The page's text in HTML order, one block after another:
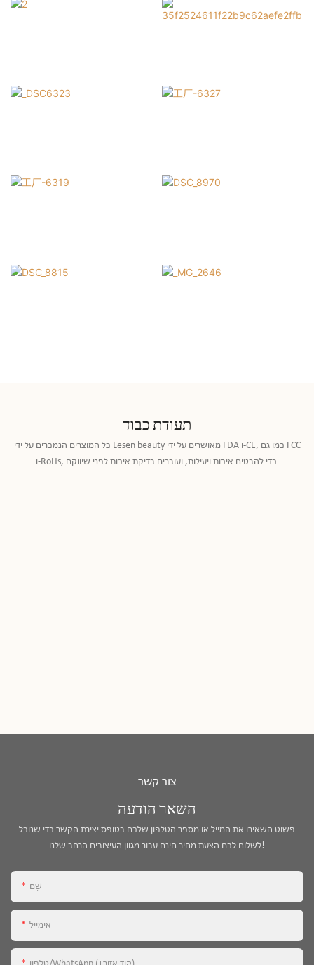
תעודת כבוד
כל המוצרים הנמכרים על ידי Lesen beauty מאושרים על ידי FDA ו-CE, כמו גם FCC
צור קשר
השאר הודעה
פשוט השאירו את המייל או מספר הטלפון שלכם בטופס יצירת הקשר כדי שנוכל
לשלוח לכם הצעת מחיר חינם עבור מגוון העיצובים הרחב שלנו!
שֵׁם
אימייל